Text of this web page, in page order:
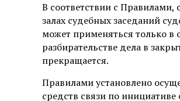
В соответствии с
залах судебных заседаний
может применяться только
разбирательстве дела в
прекращается.
Правилами установлено
средств связи по